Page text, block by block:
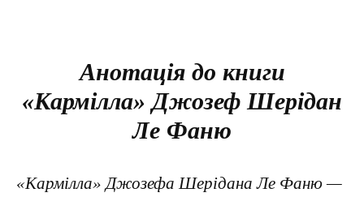
Анотація до книги
«Кармілла» Джозеф Шерідан
Ле Фаню
«Кармілла» Джозефа Шерідана Ле Фаню —